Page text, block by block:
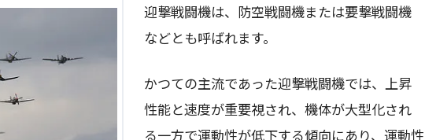
迎撃戦闘機は、防空戦闘機または要撃戦闘機
などとも呼ばれます。
かつての主流であった迎撃戦闘機では、上昇
性能と速度が重要視され、機体が大型化され
る一方で運動性が低下する傾向にあり、運動性